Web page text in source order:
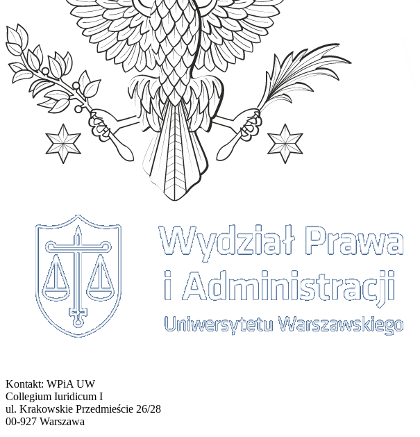
Kontakt: WPiA UW
Collegium Iuridicum I
ul. Krakowskie Przedmieście 26/28
00-927 Warszawa